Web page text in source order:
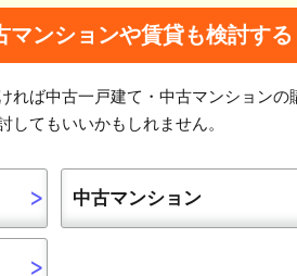
ンションや賃貸も検討する
れば中古一戸建て・中古マンションの
してもいいかもしれません。
中古マンション